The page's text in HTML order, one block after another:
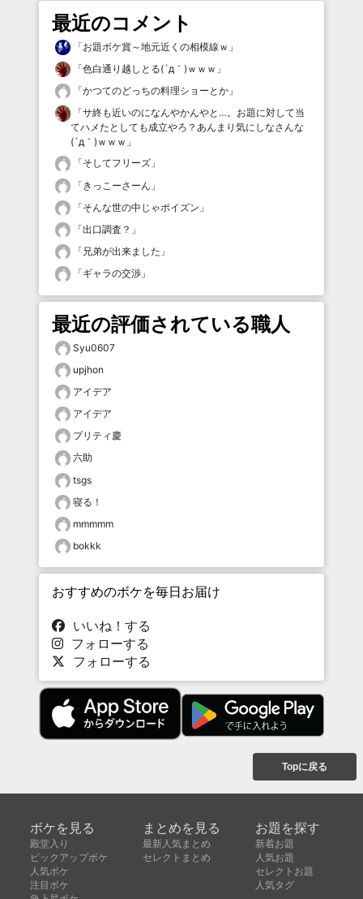
最近のコメント
「お題ボケ賞～地元近くの相模線ｗ 」
「色白通り越しとる(´д｀)ｗｗｗ 」
「かつてのどっちの料理ショーとか 」
「サ終も近いのになんやかんやと…。お題に対して当
てハメたとしても成立やろ？あんまり気にしなさんな
(´д｀)ｗｗｗ 」
「そしてフリーズ 」
「 きっこーさーん 」
「そんな世の中じゃポイズン 」
「出口調査？ 」
「 兄弟が出来ました 」
「ギャラの交渉 」
最近の評価されている職人
Syu0607
upjhon
アイデア
アイデア
プリティ慶
六助
tsgs
寝る！
mmmmm
bokkk
おすすめのボケを毎日お届け
いいね！する
フォローする
フォローする
Topに戻る
ボケを見る
殿堂入り
ピックアップボケ
人気ボケ
注目ボケ
まとめを見る
最新人気まとめ
セレクトまとめ
お題を探す
新着お題
人気お題
セレクトお題
人気タグ